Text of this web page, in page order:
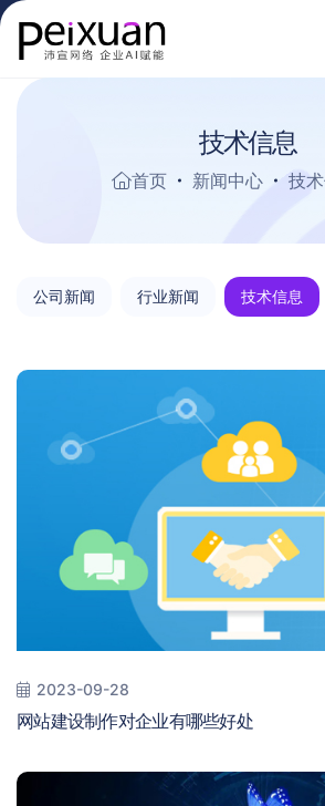
技术信息
首页 新闻中心 技
公司新闻 行业新闻 技术信息
2023-09-28
网站建设制作对企业有哪些好处